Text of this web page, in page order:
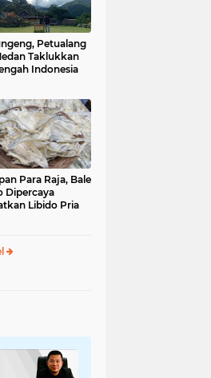
Petualang
Taklukkan
Indonesia
Para Raja, Bale
Dipercaya
Libido Pria